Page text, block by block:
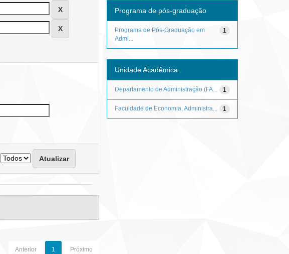
Anterior 1 Próximo
Programa de pós-graduação
1
Programa de Pós-Graduação em
Admi...
Unidade Acadêmica
1
Departamento de Administração (FA...
1
Faculdade de Economia, Administra...